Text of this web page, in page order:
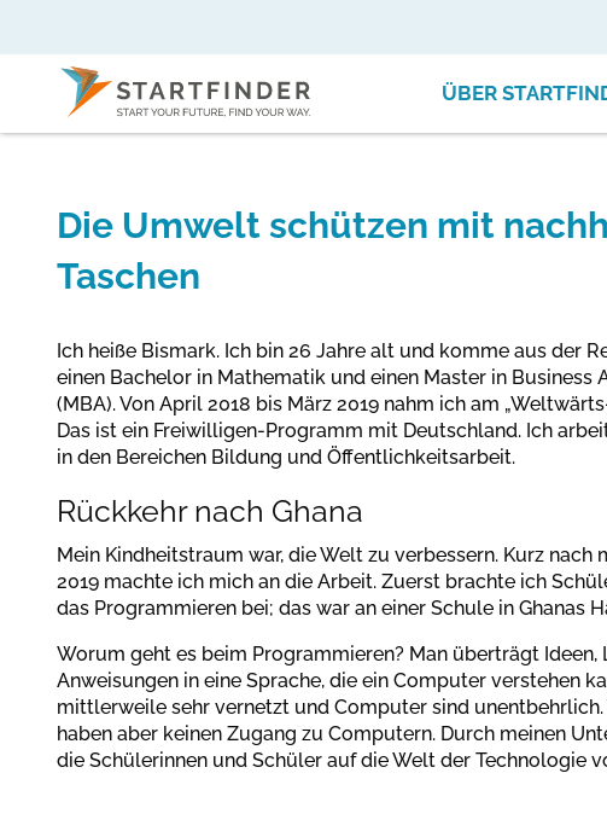
ÜBER
Die Umwelt schützen mit
Taschen
Ich heiße Bismark. Ich bin 26 Jahre alt und komme aus der
einen Bachelor in Mathematik und einen Master in Business
(MBA). Von April 2018 bis März 2019 nahm ich am
Das ist ein Freiwilligen-Programm mit Deutschland. Ich
in den Bereichen Bildung und Öffentlichkeitsarbeit.
Rückkehr nach Ghana
Mein Kindheitstraum war, die Welt zu verbessern. Kurz nach
2019 machte ich mich an die Arbeit. Zuerst brachte ich
das Programmieren bei; das war an einer Schule in Ghanas
Worum geht es beim Programmieren? Man überträgt Ideen,
Anweisungen in eine Sprache, die ein Computer verstehen
mittlerweile sehr vernetzt und Computer sind unentbehrlich.
haben aber keinen Zugang zu Computern. Durch meinen
die Schülerinnen und Schüler auf die Welt der Technologie